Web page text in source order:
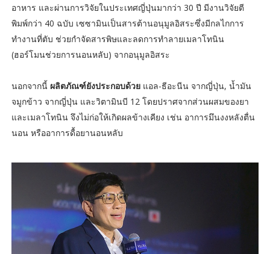
อาหาร และผ่านการวิจัยในประเทศญี่ปุ่นมากว่า 30 ปี มีงานวิจัยตี
พิมพ์กว่า 40 ฉบับ เซซามินเป็นสารต้านอนุมูลอิสระซึ่งมีกลไกการ
ทำงานที่ตับ ช่วยกำจัดสารพิษและลดการทำลายเมลาโทนิน
(ฮอร์โมนช่วยการนอนหลับ) จากอนุมูลอิสระ
นอกจากนี้ ผลิตภัณฑ์ยังประกอบด้วยแอล-ธีอะนีน จากญี่ปุ่น, น้ำมัน
จมูกข้าว จากญี่ปุ่น และวิตามินบี 12 โดยปราศจากส่วนผสมของยา
และเมลาโทนิน จึงไม่ก่อให้เกิดผลข้างเคียง เช่น อาการมึนงงหลังตื่น
นอน หรืออาการดื้อยานอนหลับ